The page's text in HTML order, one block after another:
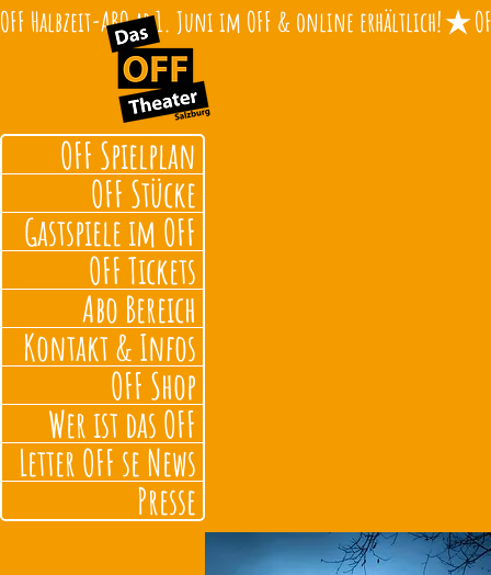
OFF Halbzeit-ABO ab 1. Juni im OFF & online erhältlich!
OFF Spielplan
OFF Stücke
Gastspiele im OFF
OFF Tickets
Abo Bereich
Kontakt & Infos
OFF Shop
Wer ist das OFF
Letter OFF se News
Presse